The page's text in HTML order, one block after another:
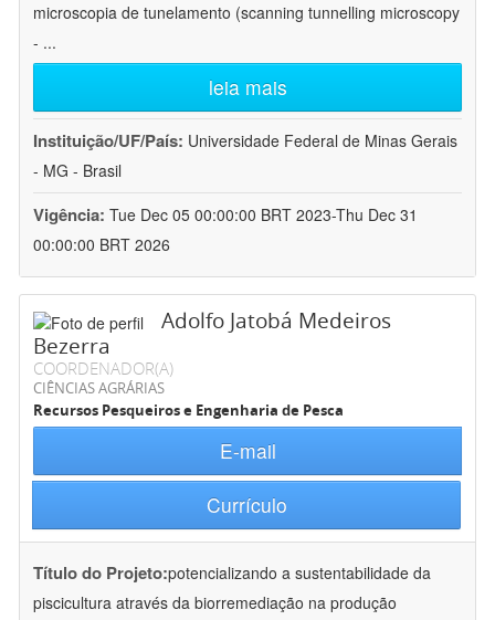
microscopia de tunelamento (scanning tunnelling microscopy
- ...
leia mais
Instituição/UF/País: Universidade Federal de Minas Gerais
- MG - Brasil
Vigência: Tue Dec 05 00:00:00 BRT 2023-Thu Dec 31
00:00:00 BRT 2026
Adolfo Jatobá Medeiros
Bezerra
COORDENADOR(A)
CIÊNCIAS AGRÁRIAS
Recursos Pesqueiros e Engenharia de Pesca
E-mail
Currículo
Título do Projeto:potencializando a sustentabilidade da
piscicultura através da biorremediação na produção